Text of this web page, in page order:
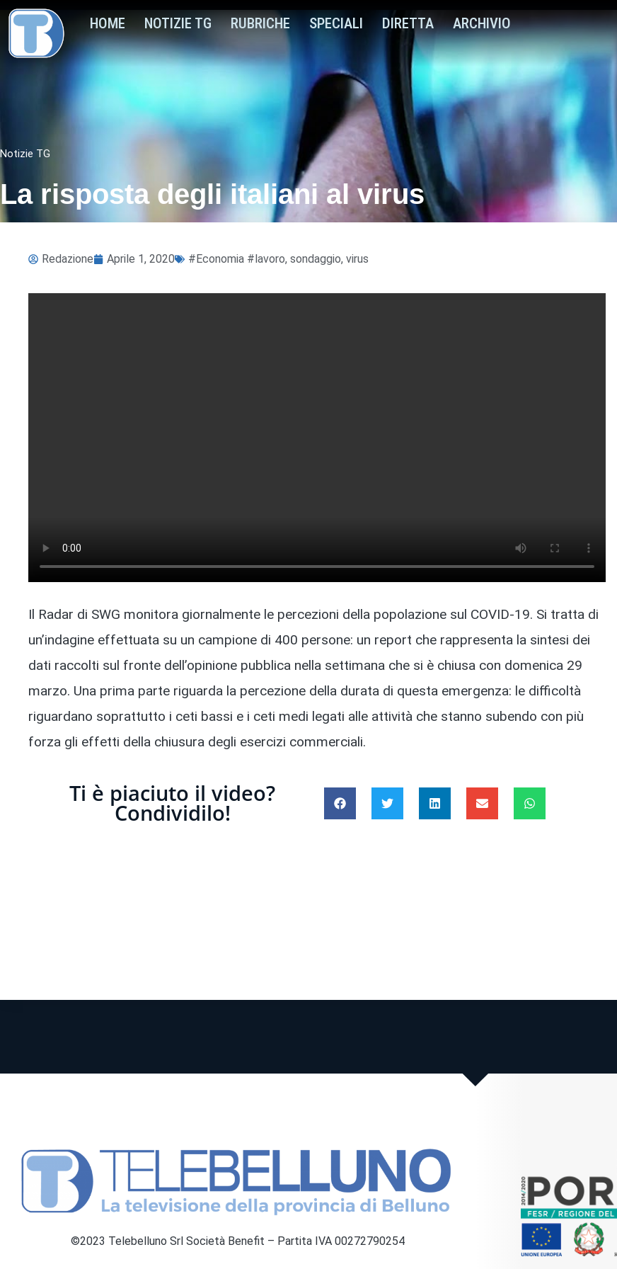
HOME NOTIZIE TG RUBRICHE SPECIALI DIRETTA ARCHIVIO
Notizie TG
La risposta degli italiani al virus
Redazione Aprile 1, 2020 #Economia #lavoro, sondaggio, virus
Il Radar di SWG monitora giornalmente le percezioni della popolazione sul COVID-19. Si tratta di
un’indagine effettuata su un campione di 400 persone: un report che rappresenta la sintesi dei
dati raccolti sul fronte dell’opinione pubblica nella settimana che si è chiusa con domenica 29
marzo. Una prima parte riguarda la percezione della durata di questa emergenza: le difficoltà
riguardano soprattutto i ceti bassi e i ceti medi legati alle attività che stanno subendo con più
forza gli effetti della chiusura degli esercizi commerciali.
Ti è piaciuto il video?
Condividilo!
©2023 Telebelluno Srl Società Benefit – Partita IVA 00272790254